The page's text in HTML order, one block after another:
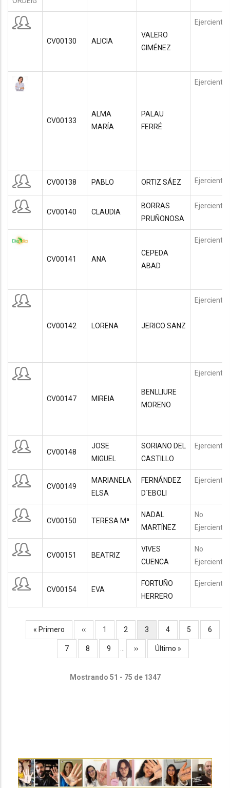
CV00130 ALICIA
VALERO
GIMÉNEZ
Ejerciente
CV00133
ALMA
MARÍA
PALAU
FERRÉ
Ejerciente
CV00138 PABLO ORTIZ SÁEZ Ejerciente
CV00140 CLAUDIA
BORRAS
PRUÑONOSA
Ejerciente
CV00141 ANA
CEPEDA
ABAD
Ejerciente
CV00142 LORENA JERICO SANZ
Ejerciente
CV00147 MIREIA
BENLLIURE
MORENO
Ejerciente
CV00148
JOSE
MIGUEL
SORIANO DEL
CASTILLO
Ejerciente
CV00149
MARIANELA
ELSA
FERNÁNDEZ
D´EBOLI
Ejerciente
CV00150 TERESA Mª
NADAL
MARTÍNEZ
No
Ejerciente
CV00151 BEATRIZ
VIVES
CUENCA
No
Ejerciente
CV00154 EVA
FORTUÑO
HERRERO
Ejerciente
Paginación
Primera
« Primero
Página
anterior
‹‹ Página
1 Página
2
Página
actual
3 Página
4 Página
5 Página
6
Página
7 Página
8 Página
9
Siguiente
››
Última
Último »
Mostrando 51 - 75 de 1347